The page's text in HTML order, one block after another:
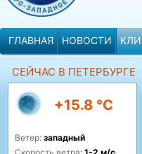
ГЛАВНАЯ НОВОСТИ
СЕЙЧАС В ПЕТЕРБУРГЕ
+15.8 °C
Ветер: западный